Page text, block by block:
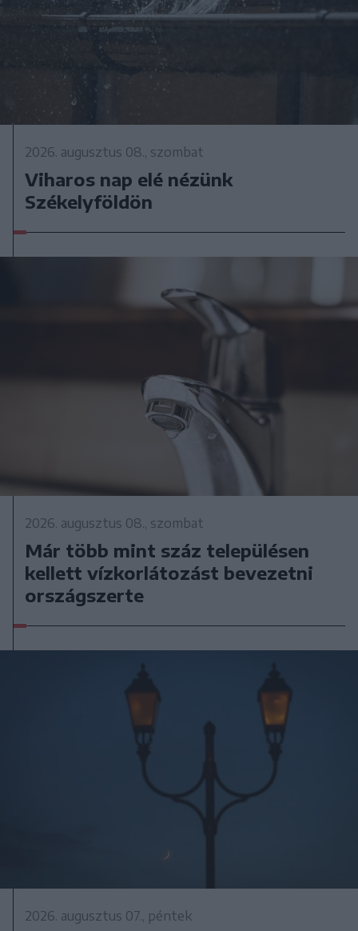
2026. augusztus 08., szombat
Viharos nap elé nézünk
Székelyföldön
2026. augusztus 08., szombat
Már több mint száz településen
kellett vízkorlátozást bevezetni
országszerte
2026. augusztus 07., péntek